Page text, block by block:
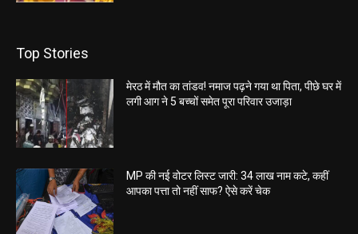
Top Stories
मेरठ में मौत का तांडव! नमाज पढ़ने गया था पिता, पीछे घर में
लगी आग ने 5 बच्चों समेत पूरा परिवार उजाड़ा
MP की नई वोटर लिस्ट जारी: 34 लाख नाम कटे, कहीं
आपका पत्ता तो नहीं साफ? ऐसे करें चेक